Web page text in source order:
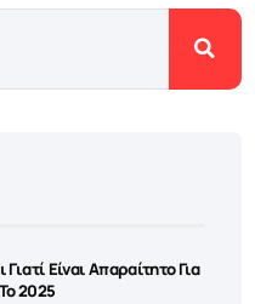
Γιατί Είναι Απαραίτητο Για
2025